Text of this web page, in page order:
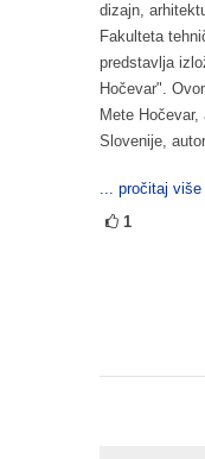
dizajn,
Fakulteta
predstavlja
Hočevar".
Mete
Slovenije,
... pročitaj više
1